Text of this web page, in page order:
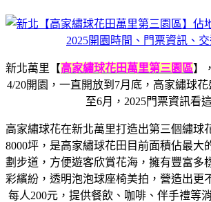
新北萬里【高家繡球花田萬里第三園區】
4/20開園，一直開放到7月底，高家繡球
至6月，2025門票資訊看
高家繡球花在新北萬里打造出第三個繡球
8000坪，是高家繡球花田目前面積佔最大
劃步道，方便遊客欣賞花海，擁有豐富多
彩繽紛，透明泡泡球座椅美拍，營造出更
每人200元，提供餐飲、咖啡、伴手禮等